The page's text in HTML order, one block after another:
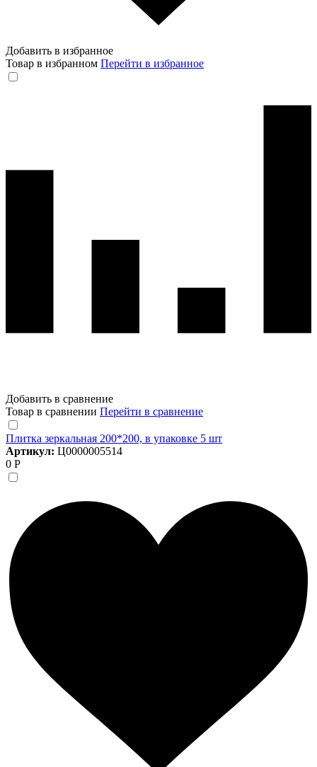
Добавить в избранное
Товар в избранном Перейти в избранное
Добавить в сравнение
Товар в сравнении Перейти в сравнение
Плитка зеркальная 200*200, в упаковке 5 шт
Артикул: Ц0000005514
0 Р